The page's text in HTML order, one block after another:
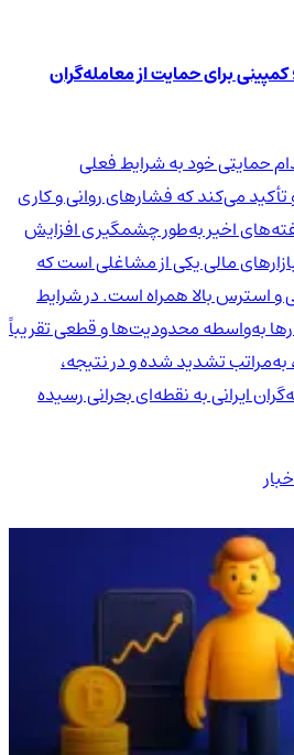
برای حمایت از معامله‌گران
حمایتی خود به شرایط فعلی
تأکید می‌کند که فشارهای روانی و کاری
اخیر به‌طور چشمگیری افزایش
مالی یکی از مشاغلی است که
و استرس بالا همراه است. در شرایط
به‌واسطه محدودیت‌ها و قطعی تقریباً
تشدید شده و در نتیجه،
ایرانی به نقطه‌ای بحرانی رسیده